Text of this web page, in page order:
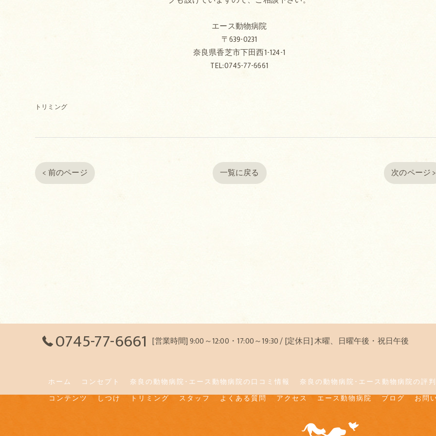
エース動物病院
〒639-0231
奈良県香芝市下田西1-124-1
TEL:0745-77-6661
トリミング
< 前のページ 一覧に戻る 次のページ >
0745-77-6661 [営業時間] 9:00～12:00・17:00～19:30 / [定休日] 木曜、日曜午後・祝日午後
ホーム コンセプト 奈良の動物病院･エース動物病院の口コミ情報
奈良の動物病院･エース動物病院の評判
コンテンツ
しつけ トリミング スタッフ よくある質問 アクセス エース動物病院 ブログ お問